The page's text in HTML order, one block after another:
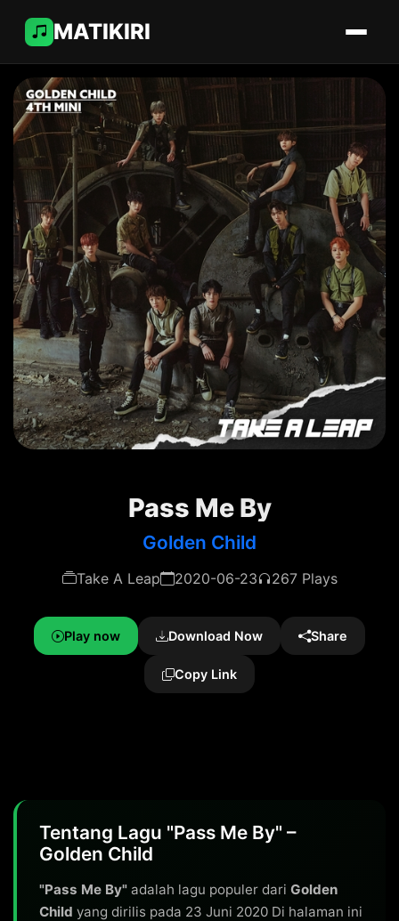
MATIKIRI
Pass Me By
Golden Child
Take A Leap 2020-06-23 267 Plays
Play now Download Now Share
Copy Link
Tentang Lagu "Pass Me By" –
Golden Child
"Pass Me By" adalah lagu populer dari Golden
Child yang dirilis pada 23 Juni 2020 Di halaman ini